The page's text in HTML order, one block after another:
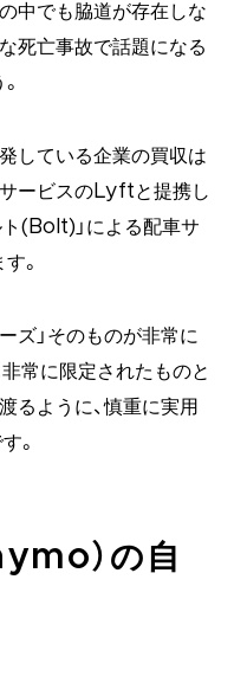
中でも脇道が存在しな
死亡事故で話題になる
している企業の買収は
ービスのLyftと提携し
(Bolt)」による配車サ
。
ズ」そのものが非常に
常に限定されたものと
るように、慎重に実用
。
）の自